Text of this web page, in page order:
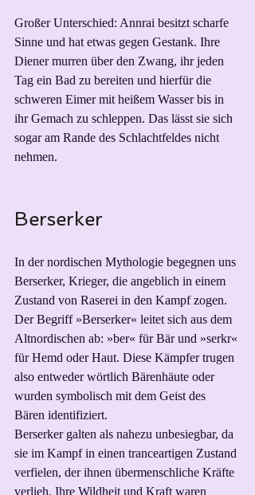
Großer Unterschied: Annrai besitzt scharfe
Sinne und hat etwas gegen Gestank. Ihre
Diener murren über den Zwang, ihr jeden
Tag ein Bad zu bereiten und hierfür die
schweren Eimer mit heißem Wasser bis in
ihr Gemach zu schleppen. Das lässt sie sich
sogar am Rande des Schlachtfeldes nicht
nehmen.
Berserker
In der nordischen Mythologie begegnen uns
Berserker, Krieger, die angeblich in einem
Zustand von Raserei in den Kampf zogen.
Der Begriff »Berserker« leitet sich aus dem
Altnordischen ab: »ber« für Bär und »serkr«
für Hemd oder Haut. Diese Kämpfer trugen
also entweder wörtlich Bärenhäute oder
wurden symbolisch mit dem Geist des
Bären identifiziert.
Berserker galten als nahezu unbesiegbar, da
sie im Kampf in einen tranceartigen Zustand
verfielen, der ihnen übermenschliche Kräfte
verlieh. Ihre Wildheit und Kraft waren